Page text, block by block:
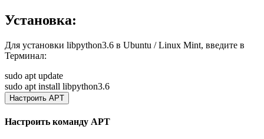
Установка:
Для установки libpython3.6 в Ubuntu / Linux Mint, введите в
Терминал:
sudo apt update
sudo apt install libpython3.6
Настроить APT
Настроить команду APT